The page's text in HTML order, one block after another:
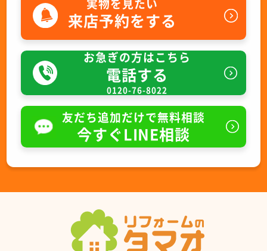
来店予約をする
お急ぎの方はこちら
電話する
0120-76-8022
友だち追加だけで無料相談
今すぐLINE相談